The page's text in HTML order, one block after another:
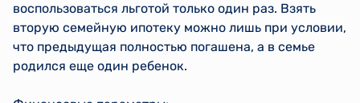
воспользоваться льготой только один раз. Взять
вторую семейную ипотеку можно лишь при условии,
что предыдущая полностью погашена, а в семье
родился еще один ребенок.